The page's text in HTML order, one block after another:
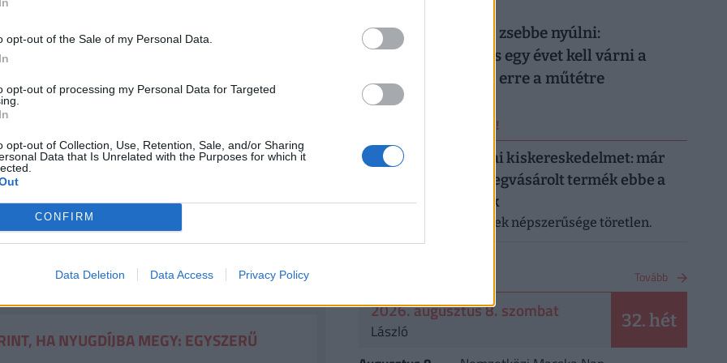
opt-out of the Sale of my Personal Data.
opt-out of processing my Personal Data for Targeted
opt-out of Collection, Use, Retention, Sale, and/or Sharing
Data that Is Unrelated with the Purposes for which it
CONFIRM
Data Deletion Data Access Privacy Policy
csatlakozni kíván az Európai Unióhoz,
figyelmet igényel, mivel az ukrajnai
adott hasonló terveinek
EU vagy az Eurázsiai Gazdasági Unió
és velünk, mint fő
a helyes, ha mielőbb döntést
Ez nem a mi dolgunk, de
HA NYUGDÍJBA MEGY: EGYSZERŰ
Nem elég mélyen a zsebbe nyúlni:
magánellátásban is egy évet kell várni a
magyar férfiaknak erre a műtétre
ERRŐL NE MARADJ LE!
Letarolták az európai kiskereskedelmet: már
minden második megvásárolt termék ebbe a
kategóriába tartozik
A saját márkás termékek népszerűsége töretlen.
Tovább
2026. augusztus 8. szombat
László 32. hét